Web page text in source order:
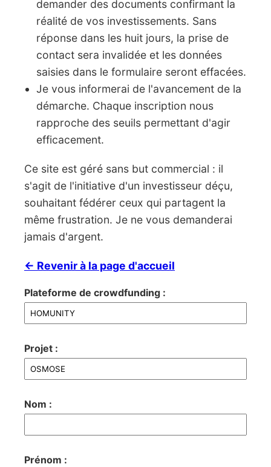
demander des documents confirmant la
réalité de vos investissements. Sans
réponse dans les huit jours, la prise de
contact sera invalidée et les données
saisies dans le formulaire seront effacées.
Je vous informerai de l'avancement de la
démarche. Chaque inscription nous
rapproche des seuils permettant d'agir
efficacement.
Ce site est géré sans but commercial : il
s'agit de l'initiative d'un investisseur déçu,
souhaitant fédérer ceux qui partagent la
même frustration. Je ne vous demanderai
jamais d'argent.
← Revenir à la page d'accueil
Plateforme de crowdfunding :
Projet :
Nom :
Prénom :